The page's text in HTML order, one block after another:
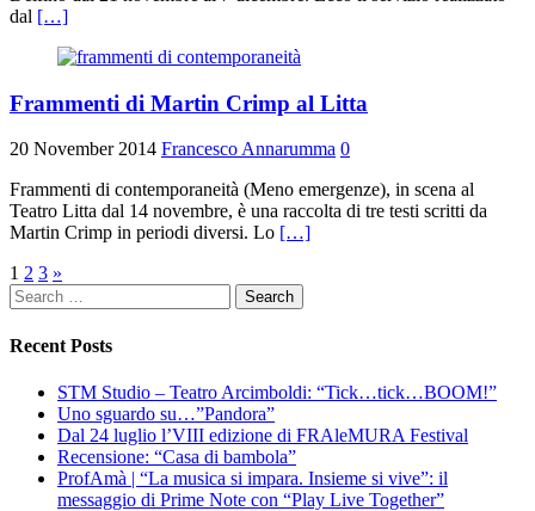
dal […]
Frammenti di Martin Crimp al Litta
20 November 2014 Francesco Annarumma 0
Frammenti di contemporaneità (Meno emergenze), in scena al
Teatro Litta dal 14 novembre, è una raccolta di tre testi scritti da
Martin Crimp in periodi diversi. Lo […]
Posts
navigation
1 2 3 »
Search
for:
Recent Posts
STM Studio – Teatro Arcimboldi: “Tick…tick…BOOM!”
Uno sguardo su…”Pandora”
Dal 24 luglio l’VIII edizione di FRAleMURA Festival
Recensione: “Casa di bambola”
ProfAmà | “La musica si impara. Insieme si vive”: il
messaggio di Prime Note con “Play Live Together”